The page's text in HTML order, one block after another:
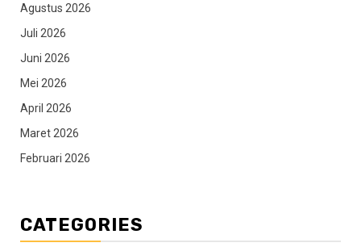
Agustus 2026
Juli 2026
Juni 2026
Mei 2026
April 2026
Maret 2026
Februari 2026
CATEGORIES